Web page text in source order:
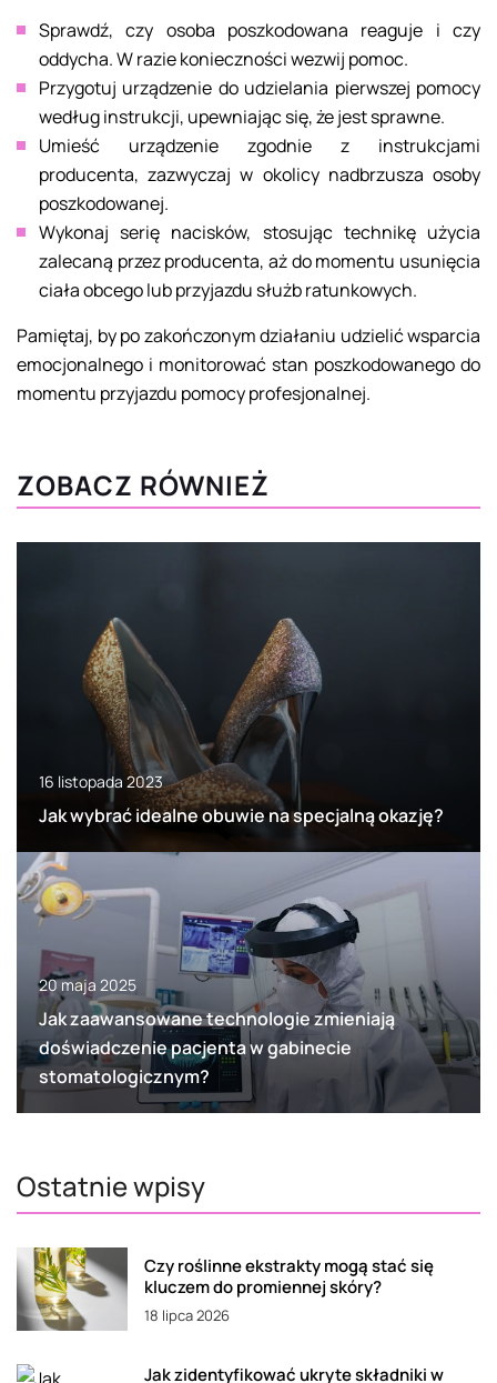
Sprawdź, czy osoba poszkodowana reaguje i czy
oddycha. W razie konieczności wezwij pomoc.
Przygotuj urządzenie do udzielania pierwszej pomocy
według instrukcji, upewniając się, że jest sprawne.
Umieść urządzenie zgodnie z instrukcjami
producenta, zazwyczaj w okolicy nadbrzusza osoby
poszkodowanej.
Wykonaj serię nacisków, stosując technikę użycia
zalecaną przez producenta, aż do momentu usunięcia
ciała obcego lub przyjazdu służb ratunkowych.
Pamiętaj, by po zakończonym działaniu udzielić wsparcia
emocjonalnego i monitorować stan poszkodowanego do
momentu przyjazdu pomocy profesjonalnej.
ZOBACZ RÓWNIEŻ
16 listopada 2023
Jak wybrać idealne obuwie na specjalną okazję?
20 maja 2025
Jak zaawansowane technologie zmieniają
doświadczenie pacjenta w gabinecie
stomatologicznym?
Ostatnie wpisy
Czy roślinne ekstrakty mogą stać się
kluczem do promiennej skóry?
18 lipca 2026
Jak zidentyfikować ukryte składniki w